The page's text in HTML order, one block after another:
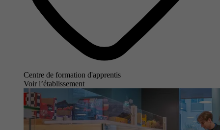
Centre de formation d'apprentis
Voir l’établissement